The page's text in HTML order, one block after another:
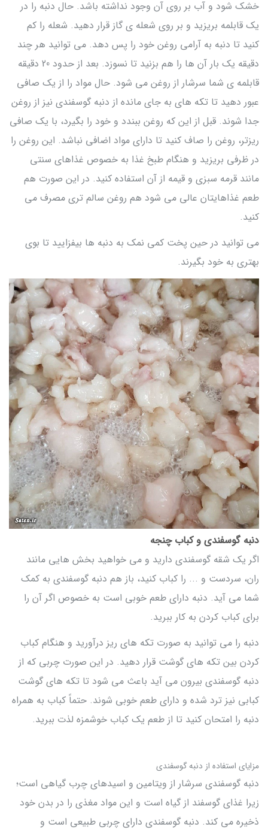
خشک شود و آب بر روی آن وجود نداشته باشد. حال دنبه را در
یک قابلمه بریزید و بر روی شعله ی گاز قرار دهید. شعله را کم
کنید تا دنبه به آرامی روغن خود را پس دهد. می توانید هر چند
دقیقه یک بار آن ها را هم بزنید تا نسوزد. بعد از حدود 20 دقیقه
قابلمه ی شما سرشار از روغن می شود. حال مواد را از یک صافی
عبور دهید تا تکه های به جای مانده از دنبه گوسفندی نیز از روغن
جدا شوند. قبل از این که روغن ببندد و خود را بگیرد، با یک صافی
ریزتر، روغن را صاف کنید تا دارای مواد اضافی نباشد. این روغن را
در ظرفی بریزید و هنگام طبخ غذا به خصوص غذاهای سنتی
مانند قرمه سبزی و قیمه از آن استفاده کنید. در این صورت هم
طعم غذاهایتان عالی می شود هم روغن سالم تری مصرف می
کنید.
می توانید در حین پخت کمی نمک به دنبه ها بیفزایید تا بوی
بهتری به خود بگیرند.
دنبه گوسفندی و کباب چنجه
اگر یک شقه گوسفندی دارید و می خواهید بخش هایی مانند
ران، سردست و ... را کباب کنید، باز هم دنبه گوسفندی به کمک
شما می آید. دنبه دارای طعم خوبی است به خصوص اگر آن را
برای کباب کردن به کار ببرید.
دنبه را می توانید به صورت تکه های ریز درآورید و هنگام کباب
کردن بین تکه های گوشت قرار دهید. در این صورت چربی که از
دنبه گوسفندی بیرون می آید باعث می شود تا تکه های گوشت
کبابی نیز ترد شده و دارای طعم خوبی شوند. حتماً کباب به همراه
دنبه را امتحان کنید تا از طعم یک کباب خوشمزه لذت ببرید.
مزایای استفاده از دنبه گوسفندی
دنبه گوسفندی سرشار از ویتامین و اسیدهای چرب گیاهی است؛
زیرا غذای گوسفند از گیاه است و این مواد مغذی را در بدن خود
ذخیره می کند. دنبه گوسفندی دارای چربی طبیعی است و